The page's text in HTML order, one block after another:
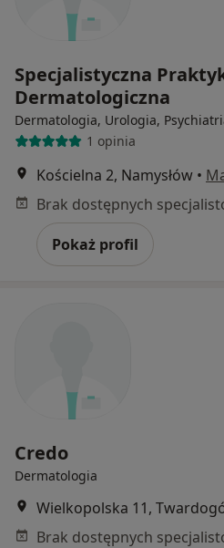
Specjalistyczna
Dermatologiczna
Dermatologia, Urologia,
1 opinia
Kościelna 2, Namysłów •
Pokaż profil
Credo
Dermatologia
Wielkopolska 11,